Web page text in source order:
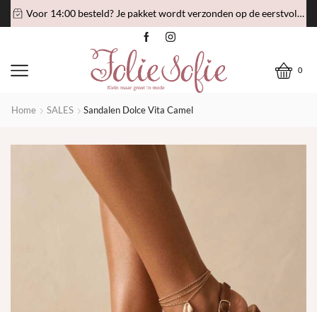
Voor 14:00 besteld? Je pakket wordt verzonden op de eerstvolgende verzenddag!
0
Home SALES Sandalen Dolce Vita Camel